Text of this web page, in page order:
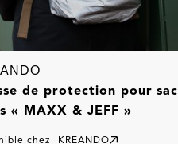
de protection pour sac
« MAXX & JEFF »
chez KREANDO